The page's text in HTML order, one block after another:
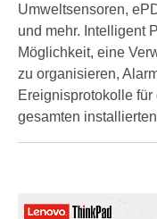
Umweltsensoren,
und mehr. Intelligent
Möglichkeit, eine
zu organisieren,
Ereignisprotokolle
gesamten